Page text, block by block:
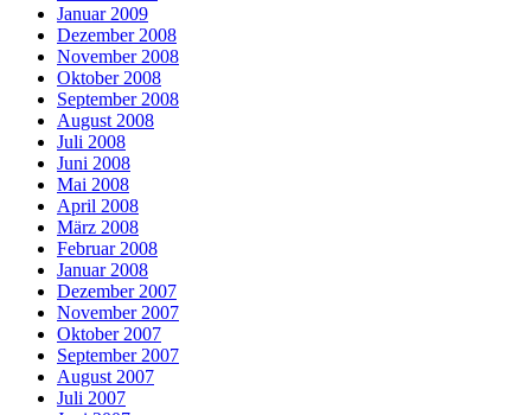
Januar 2009
Dezember 2008
November 2008
Oktober 2008
September 2008
August 2008
Juli 2008
Juni 2008
Mai 2008
April 2008
März 2008
Februar 2008
Januar 2008
Dezember 2007
November 2007
Oktober 2007
September 2007
August 2007
Juli 2007